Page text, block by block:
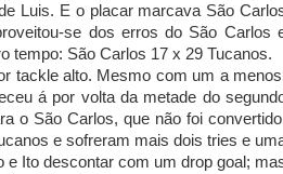
Luis. E o placar marcava São
se dos erros do São Carlos
tempo: São Carlos 17 x 29 Tucanos.
tackle alto. Mesmo com um a
á por volta da metade do
o São Carlos, que não foi
e sofreram mais dois tries e
Ito descontar com um drop goal;